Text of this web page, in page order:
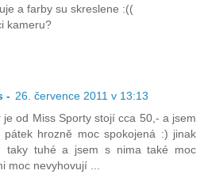
a farby su skreslene :((
kameru?
- 26. července 2011 v 13:13
od Miss Sporty stojí cca 50,- a jsem
hrozně moc spokojená :) jinak
tuhé a jsem s nima také moc
moc nevyhovují ...